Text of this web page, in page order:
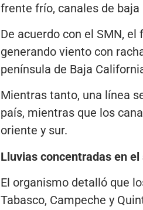
frente frío, canales de
De acuerdo con el SMN,
generando viento con
península de Baja
Mientras tanto, una línea
país, mientras que los
oriente y sur.
Lluvias concentradas en
El organismo detalló que
Tabasco, Campeche y